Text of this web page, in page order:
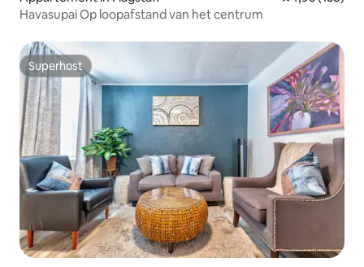
Havasupai Op loopafstand van het centrum
Superhost
Superhost